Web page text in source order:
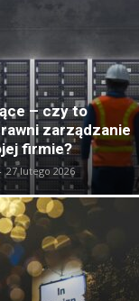
– czy to
zarządzanie
firmie?
27 lutego 2026